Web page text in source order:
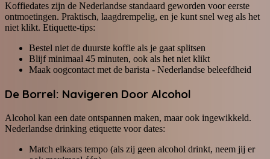
Koffiedates zijn de Nederlandse standaard geworden voor eerste
ontmoetingen. Praktisch, laagdrempelig, en je kunt snel weg als het
niet klikt. Etiquette-tips:
Bestel niet de duurste koffie als je gaat splitsen
Blijf minimaal 45 minuten, ook als het niet klikt
Maak oogcontact met de barista - Nederlandse beleefdheid
De Borrel: Navigeren Door Alcohol
Alcohol kan een date ontspannen maken, maar ook ingewikkeld.
Nederlandse drinking etiquette voor dates:
Match elkaars tempo (als zij geen alcohol drinkt, neem jij er